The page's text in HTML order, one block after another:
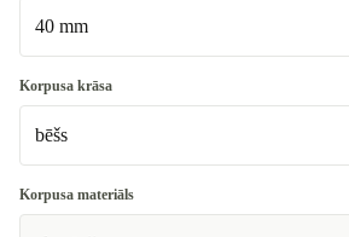
Pieejams citās konfigurācijās
44.4 x 44.4 x 9.7 mm
40 mm
40 mm
Pieejams citās konfigurācijās
44 mm
Korpusa krāsa
bēšs
bēšs
Korpusa materiāls